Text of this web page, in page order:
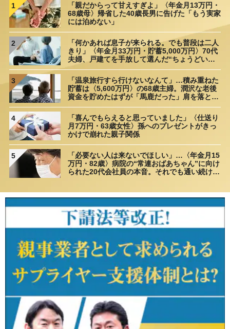
1
「親だからって甘えすぎよ」〈年金月13万円・
68歳母〉帰省した40歳長男に告げた「もう実家
には泊めない」
2
「何かあれば息子が来られる。でも普段は二人
きり」〈年金月33万円・貯蓄5,000万円〉70代
夫婦、戸建てを手放して選んだ“ちょうどいい
3
「温泉旅行すら行けないなんて」…積み重ねた
貯蓄は〈5,600万円〉の68歳主婦。潤沢な老後
資金を貯めたはずが「馬鹿だった」肩を落とす
4
「喜んでもらえると思っていました」〈仕送り
月7万円・63歳女性〉孫へのプレゼントがきっ
かけで崩れた親子関係
5
「必要ない人は来ないでほしい」…〈年金月15
万円・82歳〉病院の“常連おばあちゃん”に向け
られた20代会社員の本音。それでも通い続ける